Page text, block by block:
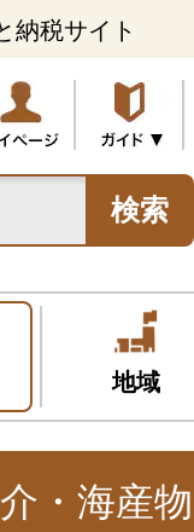
納税サイト
検索
地域
・海産